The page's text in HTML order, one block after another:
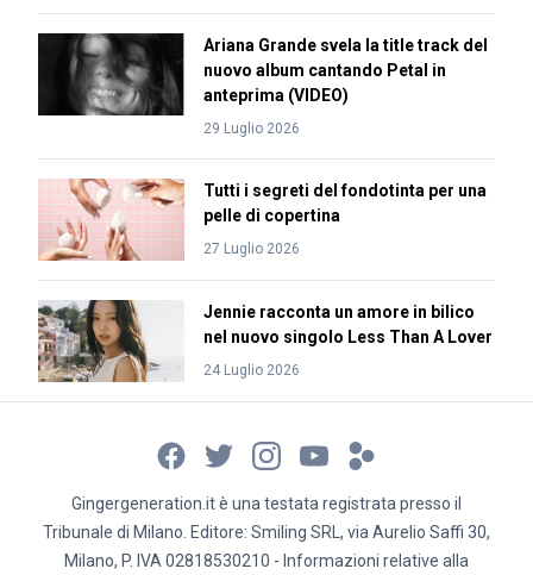
Ariana Grande svela la title track del
nuovo album cantando Petal in
anteprima (VIDEO)
29 Luglio 2026
Tutti i segreti del fondotinta per una
pelle di copertina
27 Luglio 2026
Jennie racconta un amore in bilico
nel nuovo singolo Less Than A Lover
24 Luglio 2026
Gingergeneration.it è una testata registrata presso il
Tribunale di Milano. Editore: Smiling SRL, via Aurelio Saffi 30,
Milano, P. IVA 02818530210 - Informazioni relative alla